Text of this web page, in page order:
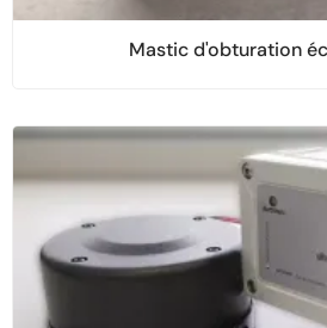
Mastic d'obturation